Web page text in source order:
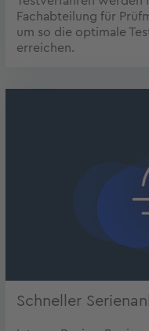
Fachabteilung für
um so die optimale
erreichen.
Schneller